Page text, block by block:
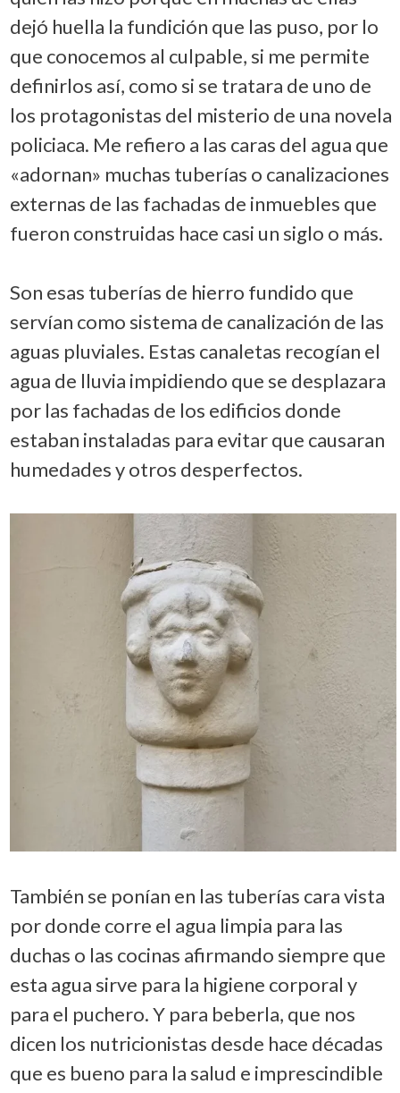
dejó huella la fundición que las puso, por lo
que conocemos al culpable, si me permite
definirlos así, como si se tratara de uno de
los protagonistas del misterio de una novela
policiaca. Me refiero a las caras del agua que
«adornan» muchas tuberías o canalizaciones
externas de las fachadas de inmuebles que
fueron construidas hace casi un siglo o más.
Son esas tuberías de hierro fundido que
servían como sistema de canalización de las
aguas pluviales. Estas canaletas recogían el
agua de lluvia impidiendo que se desplazara
por las fachadas de los edificios donde
estaban instaladas para evitar que causaran
humedades y otros desperfectos.
También se ponían en las tuberías cara vista
por donde corre el agua limpia para las
duchas o las cocinas afirmando siempre que
esta agua sirve para la higiene corporal y
para el puchero. Y para beberla, que nos
dicen los nutricionistas desde hace décadas
que es bueno para la salud e imprescindible